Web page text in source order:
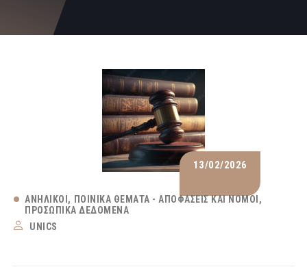
13/02/2026
ΑΝΉΛΙΚΟΙ
ΠΟΙΝΙΚΆ ΘΈΜΑΤΑ - ΑΠΟΦΆΣΕΙΣ ΚΑΙ ΝΌΜΟΙ
ΠΡΟΣΩΠΙΚΆ ΔΕΔΟΜΈΝΑ
UNICS